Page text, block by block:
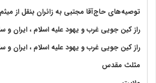
توصیه‌های حاج‌آقا مجتبی به زائران بنقل از
راز کین جویی غرب و یهود علیه اسلام ، ایران و
راز کین جویی غرب و یهود علیه اسلام ، ایران و
مثلث مقدس